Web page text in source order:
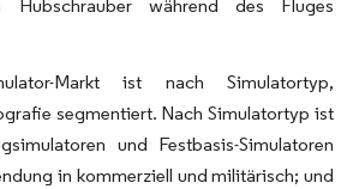
während des Fluges
Markt ist nach Simulatortyp,
segmentiert. Nach Simulatortyp ist
und Festbasis-Simulatoren
in kommerziell und militärisch; und